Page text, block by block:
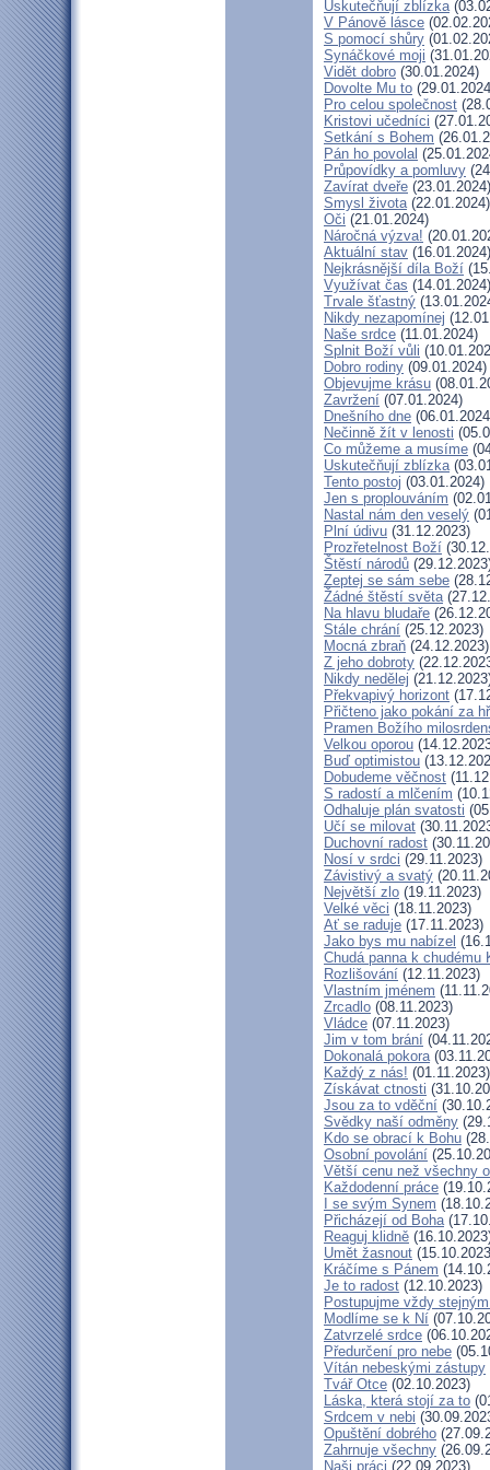
Uskutečňují zblízka
V Pánově lásce
S pomocí shůry
Synáčkové moji
Vidět dobro (30.01.2024)
Dovolte Mu to
Pro celou společnost
Kristovi učedníci
Setkání s Bohem
Pán ho povolal
Průpovídky a pomluvy
Zavírat dveře (23.01.2024)
Smysl života(22.01.2024)
Oči (21.01.2024)
Náročná výzva!
Aktuální stav (16.01.2024)
Nejkrásnější díla Boží
Využívat čas (14.01.2024)
Trvale šťastný
Nikdy nezapomínej
Naše srdce (11.01.2024)
Splnit Boží vůli
Dobro rodiny (09.01.2024)
Objevujme krásu
Zavržení (07.01.2024)
Dnešního dne
Nečinně žít v lenosti
Co můžeme a musíme
Uskutečňují zblízka
Tento postoj (03.01.2024)
Jen s proplouváním
Nastal nám den veselý
Plní údivu (31.12.2023)
Prozřetelnost Boží
Štěstí národů
Zeptej se sám sebe
Žádné štěstí světa
Na hlavu bludaře
Stále chrání (25.12.2023)
Mocná zbraň (24.12.2023)
Z jeho dobroty
Nikdy nedělej
Překvapivý horizont
Přičteno jako pokání za
Pramen Božího
Velkou oporou
Buď optimistou
Dobudeme věčnost
S radostí a mlčením
Odhaluje plán svatosti
Učí se milovat
Duchovní radost
Nosí v srdci (29.11.2023)
Závistivý a svatý
Největší zlo (19.11.2023)
Velké věci (18.11.2023)
Ať se raduje (17.11.2023)
Jako bys mu nabízel
Chudá panna k chudému
Rozlišování (12.11.2023)
Vlastním jménem
Zrcadlo (08.11.2023)
Vládce (07.11.2023)
Jim v tom brání
Dokonalá pokora
Každý z nás! (01.11.2023)
Získávat ctnosti
Jsou za to vděční
Svědky naší odměny
Kdo se obrací k Bohu
Osobní povolání
Větší cenu než všechny
Každodenní práce
I se svým Synem
Přicházejí od Boha
Reaguj klidně
Umět žasnout
Kráčíme s Pánem
Je to radost (12.10.2023)
Postupujme vždy
Modlíme se k Ní
Zatvrzelé srdce
Předurčení pro nebe
Vítán nebeskými zástupy
Tvář Otce (02.10.2023)
Láska, která stojí za to
Srdcem v nebi
Opuštění dobrého
Zahrnuje všechny
Naši práci (22.09.2023)